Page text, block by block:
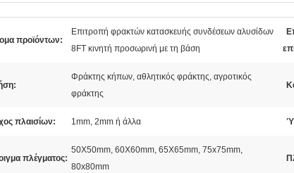
προϊόντων:
Επιτροπή φρακτών κατασκευής συνδέσεων αλυσίδων
8FT κινητή προσωρινή με τη βάση
Φράκτης κήπων, αθλητικός φράκτης, αγροτικός
φράκτης
πλαισίων: 1mm, 2mm ή άλλα
πλέγματος:
50X50mm, 60X60mm, 65X65mm, 75x75mm,
80x80mm